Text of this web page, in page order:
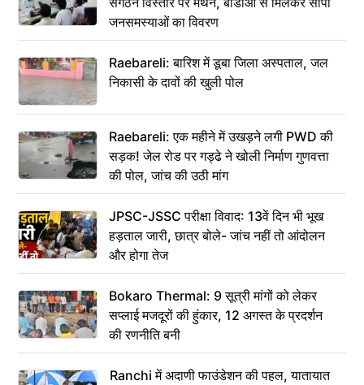
जनसमस्याओं का विवरण
Raebareli: बारिश में डूबा जिला अस्पताल, जल
निकासी के दावों की खुली पोल
Raebareli: एक महीने में उखड़ने लगी PWD की
सड़क! जेल रोड पर गड्ढे ने खोली निर्माण गुणवत्ता
की पोल, जांच की उठी मांग
JPSC-JSSC परीक्षा विवाद: 13वें दिन भी भूख
हड़ताल जारी, छात्र बोले- जांच नहीं तो आंदोलन
और होगा तेज
Bokaro Thermal: 9 सूत्री मांगों को लेकर
सप्लाई मजदूरों की हुंकार, 12 अगस्त के प्रदर्शन
की रणनीति बनी
Ranchi में अदाणी फाउंडेशन की पहल, यातायात